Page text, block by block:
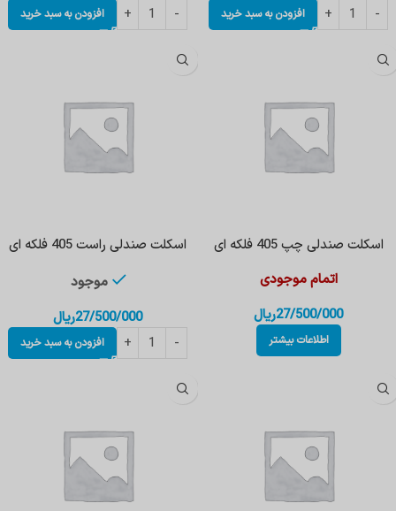
افزودن به سبد خرید افزودن به سبد خرید
اسکلت صندلی چپ 405 فلکه ای
اتمام موجودی
27/500/000ریال
اطلاعات بیشتر
اسکلت صندلی راست 405 فلکه ای
موجود
27/500/000ریال
افزودن به سبد خرید